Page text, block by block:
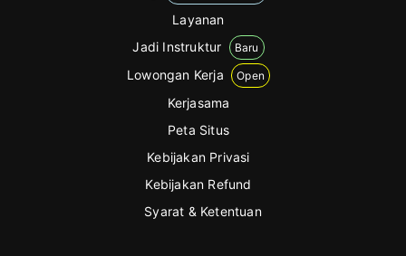
Layanan
Jadi Instruktur
Baru
Lowongan Kerja Open
Kerjasama
Peta Situs
Kebijakan Privasi
Kebijakan Refund
Syarat & Ketentuan